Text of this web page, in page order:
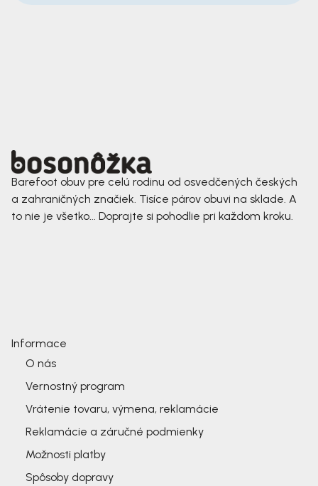
Barefoot obuv pre celú rodinu od osvedčených českých
a zahraničných značiek. Tisíce párov obuvi na sklade. A
to nie je všetko... Doprajte si pohodlie pri každom kroku.
Informace
O nás
Vernostný program
Vrátenie tovaru, výmena, reklamácie
Reklamácie a záručné podmienky
Možnosti platby
Spôsoby dopravy